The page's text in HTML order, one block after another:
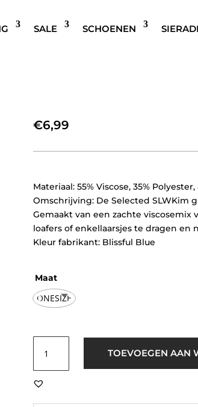
SALE SCHOENEN
SELECTED
€6,99
Materiaal: 55% Viscose, 35%
Omschrijving: De Selected SLWKim
Gemaakt van een zachte
loafers of enkellaarsjes te dragen
Kleur fabrikant: Blissful Blue
Maat
ONESIZE
Women
SLWKim
Glitter
TOEVOEGEN AAN